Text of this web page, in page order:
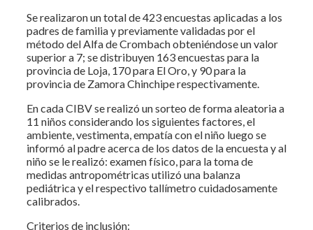
Se realizaron un total de 423 encuestas aplicadas a los
padres de familia y previamente validadas por el
método del Alfa de Crombach obteniéndose un valor
superior a 7; se distribuyen 163 encuestas para la
provincia de Loja, 170 para El Oro, y 90 para la
provincia de Zamora Chinchipe respectivamente.
En cada CIBV se realizó un sorteo de forma aleatoria a
11 niños considerando los siguientes factores, el
ambiente, vestimenta, empatía con el niño luego se
informó al padre acerca de los datos de la encuesta y al
niño se le realizó: examen físico, para la toma de
medidas antropométricas utilizó una balanza
pediátrica y el respectivo tallímetro cuidadosamente
calibrados.
Criterios de inclusión: